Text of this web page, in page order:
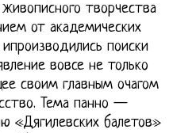
творчества
от академических
поиски
вовсе не только
своим главным очагом
Тема панно —
«Дягилевских балетов»